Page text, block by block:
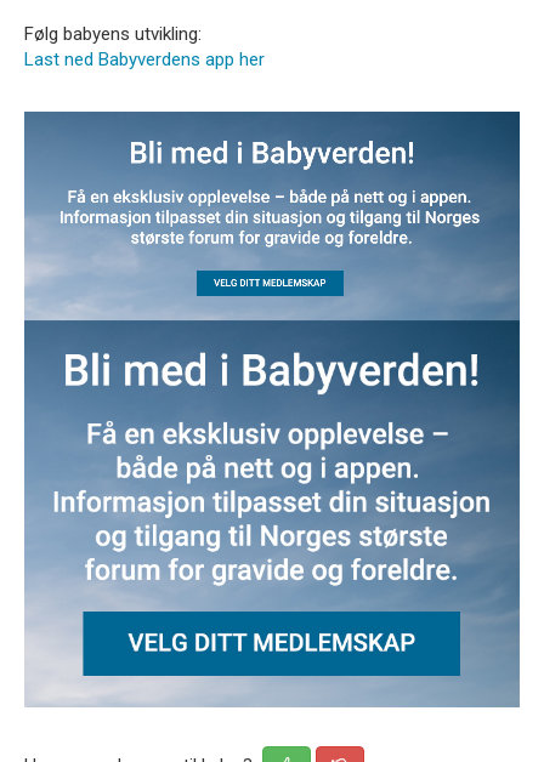
Følg babyens utvikling:
Last ned Babyverdens app her